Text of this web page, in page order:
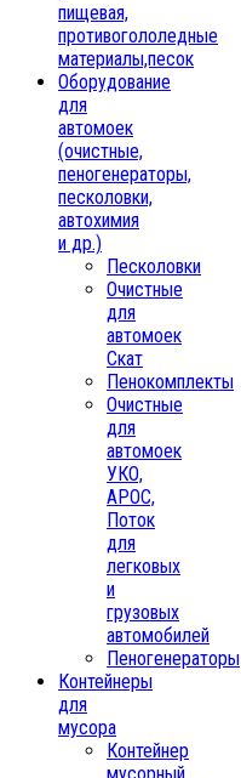
пищевая,
противогололедные
материалы,песок
Oборудование
для
автомоек
(очистные,
пеногенераторы,
песколовки,
автохимия
и др.)
Песколовки
Очистные
для
автомоек
Скат
Пенокомплекты
Очистные
для
автомоек
УКО,
АРОС,
Поток
для
легковых
и
грузовых
автомобилей
Пеногенераторы
Контейнеры
для
мусора
Контейнер
мусорный